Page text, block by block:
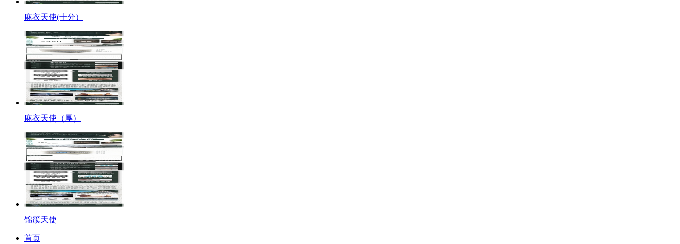
麻衣天使(十分）
麻衣天使（厚）
锦簇天使
首页